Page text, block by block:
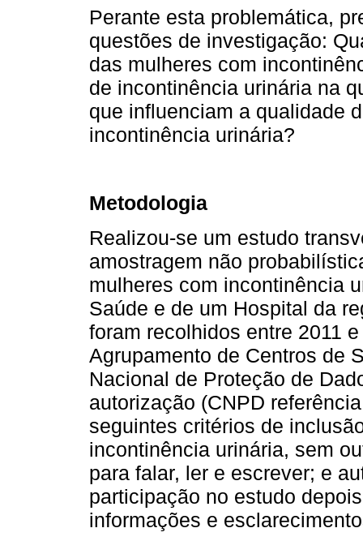
Perante esta problemática,
questões de investigação:
das mulheres com
de incontinência urinária na
que influenciam a qualidade
incontinência urinária?
Metodologia
Realizou-se um estudo
amostragem não
mulheres com incontinência
Saúde e de um Hospital da
foram recolhidos entre 2011
Agrupamento de Centros de
Nacional de Proteção de
autorização (CNPD
seguintes critérios de
incontinência urinária, sem
para falar, ler e escrever; e
participação no estudo
informações e